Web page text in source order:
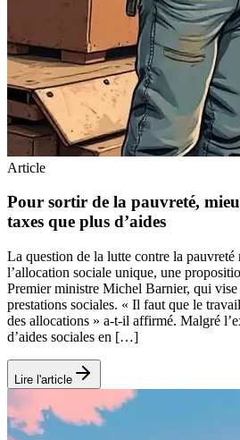
Article
Pour sortir de la pauvreté,
taxes que plus d’aides
La question de la lutte contre la pauvreté
l’allocation sociale unique, une
Premier ministre Michel Barnier, qui
prestations sociales. « Il faut que le
des allocations » a-t-il affirmé. Malgré
d’aides sociales en […]
Lire l'article